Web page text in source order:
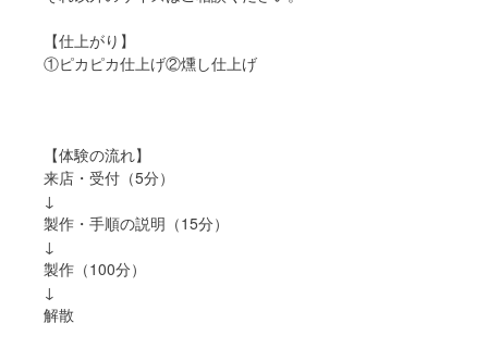
【仕上がり】
①ピカピカ仕上げ②燻し仕上げ
【体験の流れ】
来店・受付（5分）
↓
製作・手順の説明（15分）
↓
製作（100分）
↓
解散